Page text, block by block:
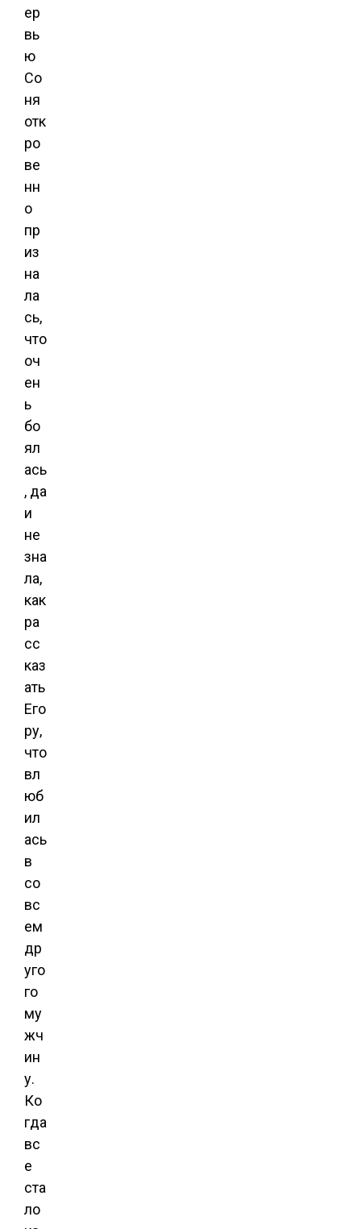
ер
вь
ю
Со
ня
отк
ро
ве
нн
о
пр
из
на
ла
сь,
что
оч
ен
ь
бо
ял
ась
, да
и
не
зна
ла,
как
ра
сс
каз
ать
Его
ру,
что
вл
юб
ил
ась
в
со
вс
ем
др
уго
го
му
жч
ин
у.
Ко
гда
вс
е
ста
ло